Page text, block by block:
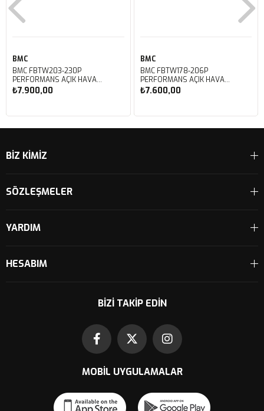
BMC
BMC FBTW203-230P
PERFORMANS AÇIK HAVA
FİLTRESİ
₺7.900,00
BMC
BMC FBTW178-206P
PERFORMANS AÇIK HAVA
FİLTRESİ
₺7.600,00
BİZ KİMİZ
SÖZLEŞMELER
YARDIM
HESABIM
BIZI TAKIP EDIN
MOBIL UYGULAMALAR